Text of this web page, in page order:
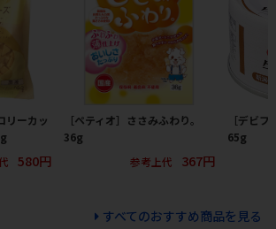
リーカッ
580円
［ペティオ］ささみふわり。
36g
参考上代
367円
［デビ
65g
すべてのおすすめ商品を見る